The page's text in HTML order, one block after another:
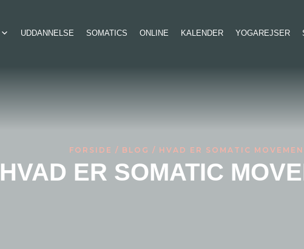
UDDANNELSE SOMATICS ONLINE KALENDER YOGAREJSER
FORSIDE / BLOG / HVAD ER SOMATIC
HVAD ER SOMATIC